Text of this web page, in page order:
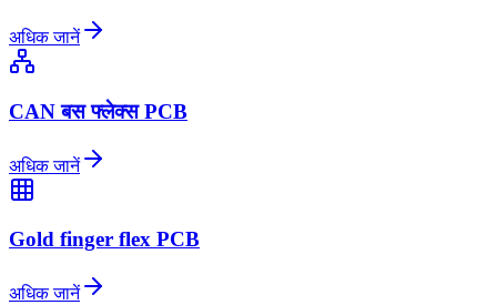
अधिक जानें
CAN बस फ्लेक्स PCB
अधिक जानें
Gold finger flex PCB
अधिक जानें